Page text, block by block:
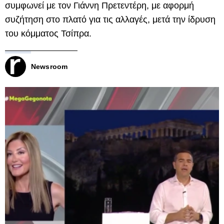
συμφωνεί με τον Γιάννη Πρετεντέρη, με αφορμή
συζήτηση στο πλατό για τις αλλαγές, μετά την ίδρυση
του κόμματος Τσίπρα.
Newsroom